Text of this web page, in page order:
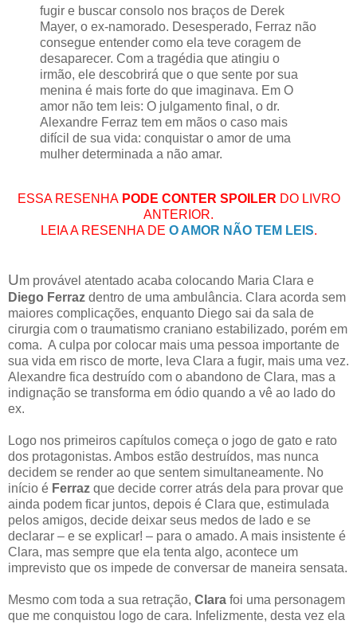
fugir e buscar consolo nos braços de Derek
Mayer, o ex-namorado. Desesperado, Ferraz não
consegue entender como ela teve coragem de
desaparecer. Com a tragédia que atingiu o
irmão, ele descobrirá que o que sente por sua
menina é mais forte do que imaginava. Em O
amor não tem leis: O julgamento final, o dr.
Alexandre Ferraz tem em mãos o caso mais
difícil de sua vida: conquistar o amor de uma
mulher determinada a não amar.
ESSA RESENHAPODE CONTER SPOILER DO LIVRO
ANTERIOR.
LEIA A RESENHA DE O AMOR NÃO TEM LEIS.
Um provável atentado acaba colocando Maria Clara e
Diego Ferraz dentro de uma ambulância. Clara acorda sem
maiores complicações, enquanto Diego sai da sala de
cirurgia com o traumatismo craniano estabilizado, porém em
coma. A culpa por colocar mais uma pessoa importante de
sua vida em risco de morte, leva Clara a fugir, mais uma vez.
Alexandre fica destruído com o abandono de Clara, mas a
indignação se transforma em ódio quando a vê ao lado do
ex.
Logo nos primeiros capítulos começa o jogo de gato e rato
dos protagonistas. Ambos estão destruídos, mas nunca
decidem se render ao que sentem simultaneamente. No
início é Ferraz que decide correr atrás dela para provar que
ainda podem ficar juntos, depois é Clara que, estimulada
pelos amigos, decide deixar seus medos de lado e se
declarar – e se explicar! – para o amado. A mais insistente é
Clara, mas sempre que ela tenta algo, acontece um
imprevisto que os impede de conversar de maneira sensata.
Mesmo com toda a sua retração, Clara foi uma personagem
que me conquistou logo de cara. Infelizmente, desta vez ela